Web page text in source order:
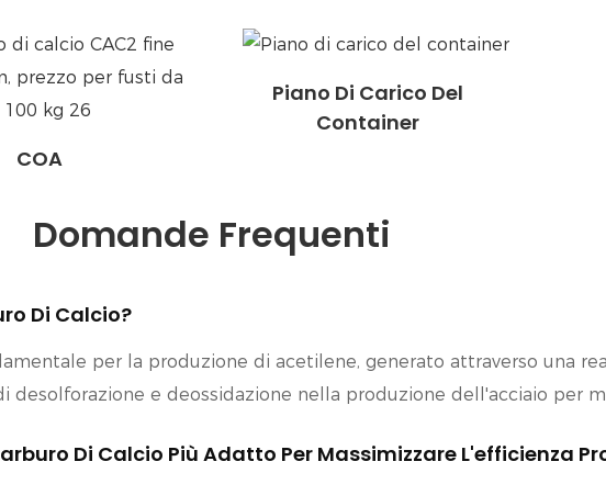
COA
Piano Di Carico Del
Container
Domande Frequenti
Di Calcio?
per la produzione di acetilene, generato attraverso una
desolforazione e deossidazione nella produzione dell'acciaio per
Di Calcio Più Adatto Per Massimizzare L'efficienza